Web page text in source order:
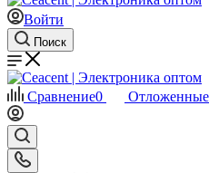
Войти
Поиск
Сравнение0 Отложенные